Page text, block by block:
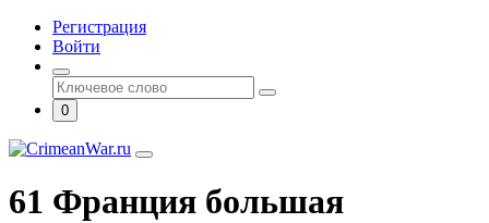
Регистрация
Войти
0
61 Франция большая